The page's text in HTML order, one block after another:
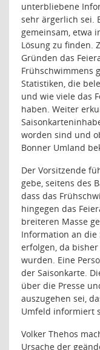
unterbliebene
sehr ärgerlich sei.
gemeinsam, etwa
Lösung zu finden.
Gründen das
Frühschwimmens
Statistiken, die
und wie viele das
haben. Weiter
worden sind und
Bonner Umland
Der Vorsitzende
gebe, seitens des
dass das
hingegen das
breiteren Masse
Information an
erfolgen, da
wurden. Eine
der Saisonkarte.
über die Presse
auszugehen sei,
Umfeld informiert
Volker Thehos
Ursache der